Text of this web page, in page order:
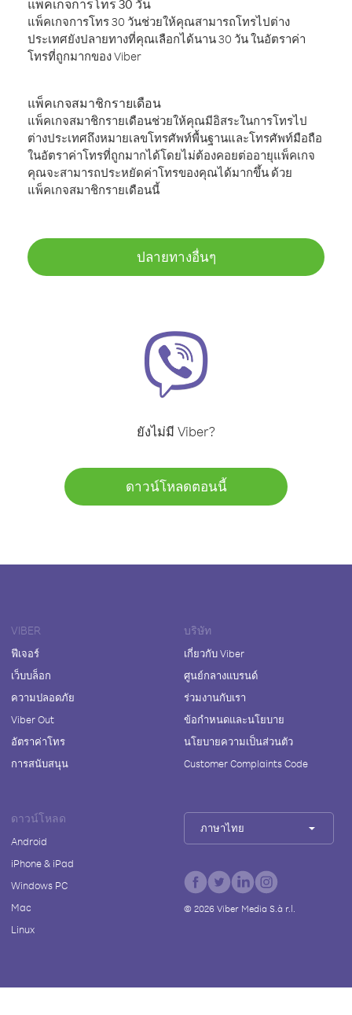
แพ็คเกจการโทร 30 วัน
แพ็คเกจการโทร 30 วันช่วยให้คุณสามารถโทรไปต่าง
ประเทศยังปลายทางที่คุณเลือกได้นาน 30 วัน ในอัตราค่า
โทรที่ถูกมากของ Viber
แพ็คเกจสมาชิกรายเดือน
แพ็คเกจสมาชิกรายเดือนช่วยให้คุณมีอิสระในการโทรไป
ต่างประเทศถึงหมายเลขโทรศัพท์พื้นฐานและโทรศัพท์มือถือ
ในอัตราค่าโทรที่ถูกมากได้โดยไม่ต้องคอยต่ออายุแพ็คเกจ
คุณจะสามารถประหยัดค่าโทรของคุณได้มากขึ้น ด้วย
แพ็คเกจสมาชิกรายเดือนนี้
ปลายทางอื่นๆ
ยังไม่มี Viber?
ดาวน์โหลดตอนนี้
VIBER
ฟีเจอร์
เว็บบล็อก
ความปลอดภัย
Viber Out
อัตราค่าโทร
การสนับสนุน
บริษัท
เกี่ยวกับ Viber
ศูนย์กลางแบรนด์
ร่วมงานกับเรา
ข้อกำหนดและนโยบาย
นโยบายความเป็นส่วนตัว
Customer Complaints Code
ดาวน์โหลด
Android
iPhone & iPad
Windows PC
Mac
Linux
ภาษาไทย
© 2026Viber Media S.à r.l.